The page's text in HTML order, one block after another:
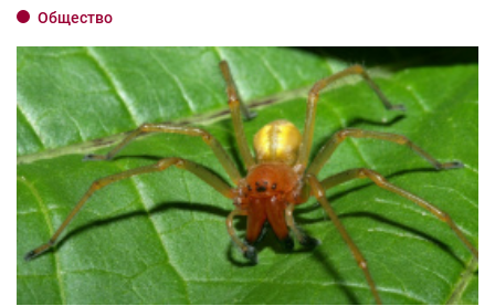
Общество